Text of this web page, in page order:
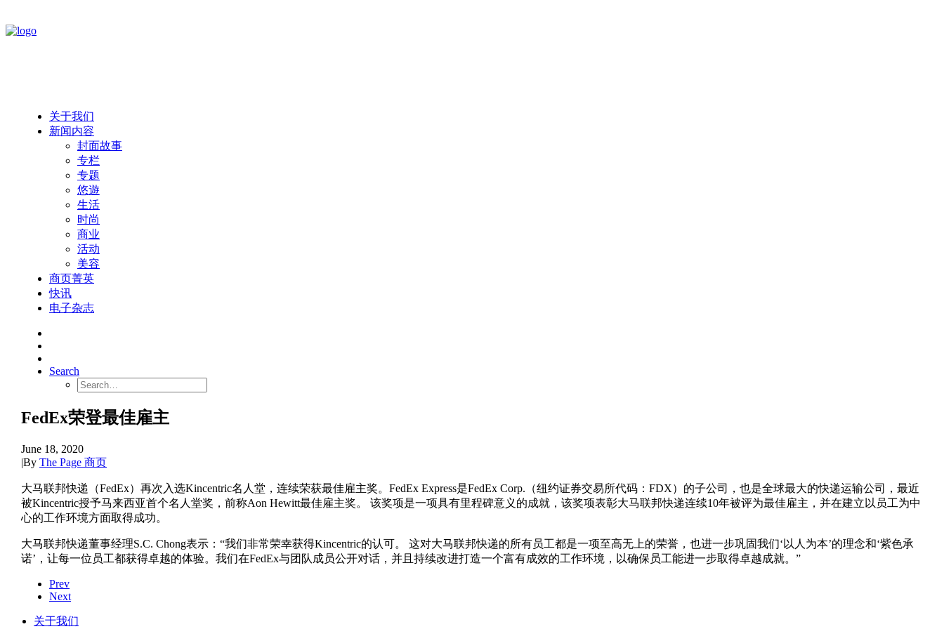
关于我们
新闻内容
封面故事
专栏
专题
悠遊
生活
时尚
商业
活动
美容
商页菁英
快讯
电子杂志
Search
FedEx荣登最佳雇主
June 18, 2020
|By The Page 商页
大马联邦快递（FedEx）再次入选Kincentric名人堂，连续荣获最佳雇主奖。FedEx Express是FedEx Corp.（纽约证券交易所代码：FDX）的子公司，也是全球最大的快递运输公司，最近
被Kincentric授予马来西亚首个名人堂奖，前称Aon Hewitt最佳雇主奖。 该奖项是一项具有里程碑意义的成就，该奖项表彰大马联邦快递连续10年被评为最佳雇主，并在建立以员工为中
心的工作环境方面取得成功。
大马联邦快递董事经理S.C. Chong表示：“我们非常荣幸获得Kincentric的认可。 这对大马联邦快递的所有员工都是一项至高无上的荣誉，也进一步巩固我们‘以人为本’的理念和‘紫色承
诺’，让每一位员工都获得卓越的体验。我们在FedEx与团队成员公开对话，并且持续改进打造一个富有成效的工作环境，以确保员工能进一步取得卓越成就。”
Prev
Next
关于我们